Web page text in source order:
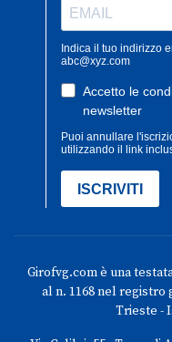
Girofvg.com è una
al n. 1168 nel
Trieste -